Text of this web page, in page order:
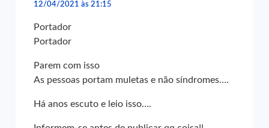
12/04/2021 às 21:15
Portador
Portador
Parem com isso
As pessoas portam muletas e não síndromes….
Há anos escuto e leio isso….